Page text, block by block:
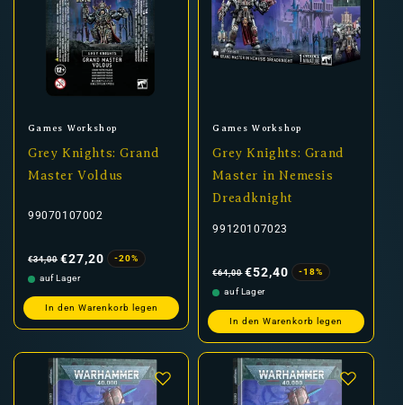
Anbieter:
Games Workshop
Grey Knights: Grand
Master Voldus
99070107002
Preis
€34,00 €27,20
-20%
auf Lager
In den Warenkorb legen
Anbieter:
Games Workshop
Grey Knights: Grand
Master in Nemesis
Dreadknight
99120107023
Preis
€64,00 €52,40
-18%
auf Lager
In den Warenkorb legen